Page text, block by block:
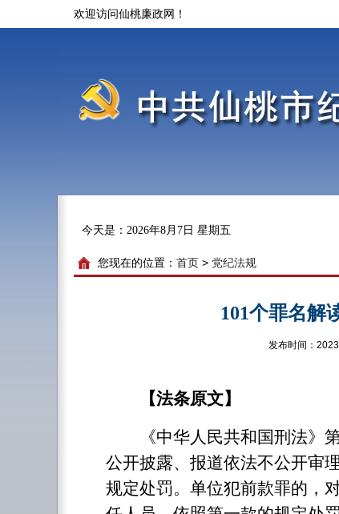
欢迎访问仙桃廉政网！
今天是： 2026年8月7日 星期五
您现在的位置： 首页 > 党纪法规
101个罪名解
发布时间：
【法条原文】
《中华人民共和国刑法》第
公开披露、报道依法不公开审
规定处罚。单位犯前款罪的，